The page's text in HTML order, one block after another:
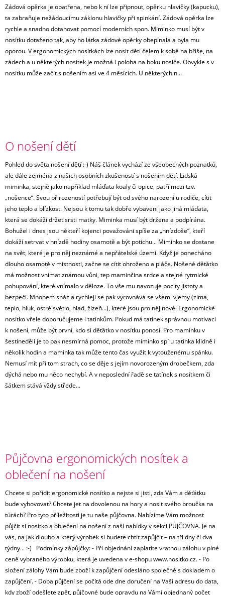
Zádová opěrka je opatřena, nebo k ní lze připnout, opěrku hlavičky (kapucku),
ta zabraňuje nežádoucímu záklonu hlavičky při spinkání. Zádová opěrka lze
rychle a snadno dotahovat pomocí moderních spon. Miminko musí být v
nosítku dotaženo tak, aby ho látka zádové opěrky obepínala a byla mu
oporou. V ergonomických nosítkách lze nosit děti čelem k sobě na břiše, na
zádech a u některých nosítek je možná i poloha na boku nosiče. Obvykle s v
nosítku může začít s nošením asi ve 4 měsících. U některých n...
O nošení dětí
Pohled do světa nošení dětí :-) Náš článek vychází ze všeobecných poznatků,
ale dále zejména z našich osobních zkušeností s nošením dětí. Lidská
miminka, stejně jako například mláďata koaly či opice, patří mezi tzv.
„nošence“. Svou přirozeností potřebují být od svého narození u rodiče, cítit
jeho teplo a blízkost. Nejsou k tomu tak dobře vybaveni jako jiná mláďata,
která se dokáží držet srsti matky. Miminka musí být držena a podpírána.
Bohužel i dnes jsou někteří kojenci považováni spíše za „hnízdoše“, kteří
dokáží setrvat v hnízdě hodiny osamotě a být potichu... Miminko se dostane
na svět, které je pro něj neznámé a nepřátelské území. Když je ponecháno
dlouho osamotě v místnosti, začne se cítit ohroženo a pláče. Nošené děťátko
má možnost vnímat známou vůni, tep maminčina srdce a stejné rytmické
pohupování, které vnímalo v děloze. To vše mu navozuje pocity jistoty a
bezpečí. Mnohem snáz a rychleji se pak vyrovnává se všemi vjemy (zima,
teplo, hluk, ostré světlo, hlad, žízeň...), které jsou pro něj nové. Ergonomické
nosítko vřele doporučujeme i tatínkům. Pokud má tatínek správnou motivaci
k nošení, může být první, kdo si děťátko v nosítku ponosí. Pro maminku v
šestinedělí je to pak nesmírná pomoc, protože miminko spí u tatínka klidně i
několik hodin a maminka tak může tento čas využít k vytouženému spánku.
Nemusí mít při tom strach, co se děje s jejím novorozeným drobečkem, zda
dýchá nebo mu něco nechybí. A v neposlední řadě se tatínek s nosítkem či
šátkem stává vždy střede...
Půjčovna ergonomických nosítek a
oblečení na nošení
Chcete si pořídit ergonomické nosítko a nejste si jisti, zda Vám a děťátku
bude vyhovovat? Chcete jet na dovolenou na hory a nosit svého broučka na
túrách? Pro tyto příležitosti je tu naše půjčovna. Nabízíme Vám možnost
půjčit si nosítko a oblečení na nošení z naší nabídky v sekci PŮJČOVNA. Je na
vás, na jak dlouho a který výrobek si budete chtít zapůjčit – na tři dny či dva
týdny... :-) Podmínky zápůjčky: - Při objednání zaplatíte vratnou zálohu v plné
ceně vybraného výrobku, která je uvedena v e-shopu www.nositko.cz. - Po
složení zálohy Vám bude zboží k zapůjčení odesláno společně s dokladem o
zapůjčení. - Doba půjčení se počítá ode dne doručení na Vaši adresu do data,
kdy zboží odešlete zpět, půjčovné bude opravdu na Vámi objednaný počet